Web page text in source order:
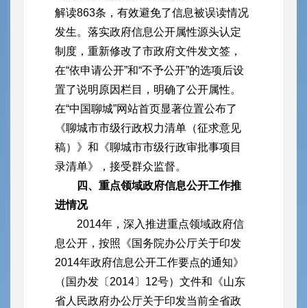
解读863条，有效避免了信息被误读情况
发生。落实政府信息公开属性源头认定
制度，重新修改了市政府文件发文签，
在“依申请公开”和“不予公开”的选项后设
置了说明原因栏目，明确了公开属性。
在“中国聊城”网站首页显著位置公布了
《聊城市市级行政权力清单（征求意见
稿）》和《聊城市市级行政审批事项目
录清单》，接受群众监督。
四、重点领域政府信息公开工作推
进情况
2014年，深入推进重点领域政府信
息公开，按照《国务院办公厅关于印发
2014年政府信息公开工作要点的通知》
（国办发〔2014〕12号）文件和《山东
省人民政府办公厅关于印发当前全省政